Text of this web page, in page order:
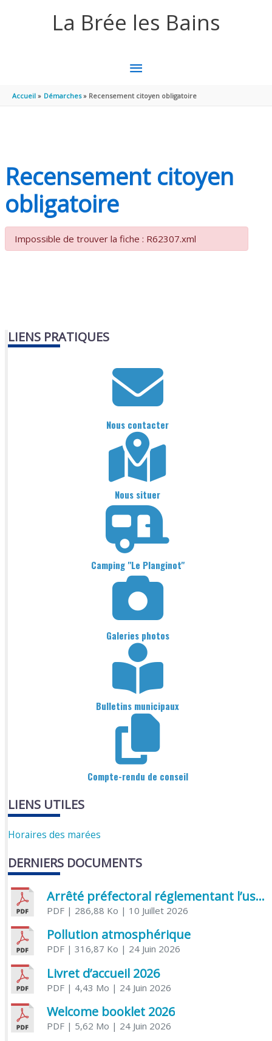
La Brée les Bains
MENU
PRINCIPAL
Accueil Démarches Recensement citoyen obligatoire
Recensement citoyen
obligatoire
Impossible de trouver la fiche : R62307.xml
LIENS PRATIQUES
Nous contacter
Nous situer
Camping "Le Planginot"
Galeries photos
Bulletins municipaux
Compte-rendu de conseil
LIENS UTILES
Horaires des marées
DERNIERS DOCUMENTS
Arrêté préfectoral réglementant l’usage de l’eau
PDF| 286,88 Ko | 10 Juillet 2026
Pollution atmosphérique
PDF| 316,87 Ko | 24 Juin 2026
Livret d’accueil 2026
PDF| 4,43 Mo | 24 Juin 2026
Welcome booklet 2026
PDF| 5,62 Mo | 24 Juin 2026